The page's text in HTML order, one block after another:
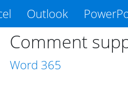
Outlook
Comment
Word 365